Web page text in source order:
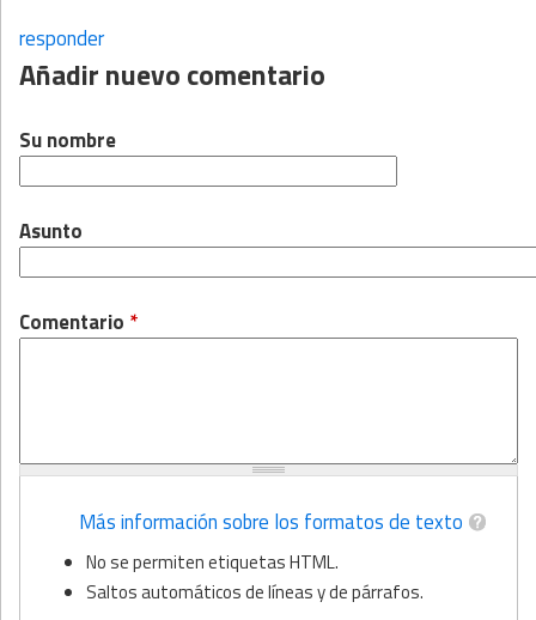
responder
Añadir nuevo comentario
Su nombre
Asunto
Comentario *
Más información sobre los formatos de texto
No se permiten etiquetas HTML.
Saltos automáticos de líneas y de párrafos.